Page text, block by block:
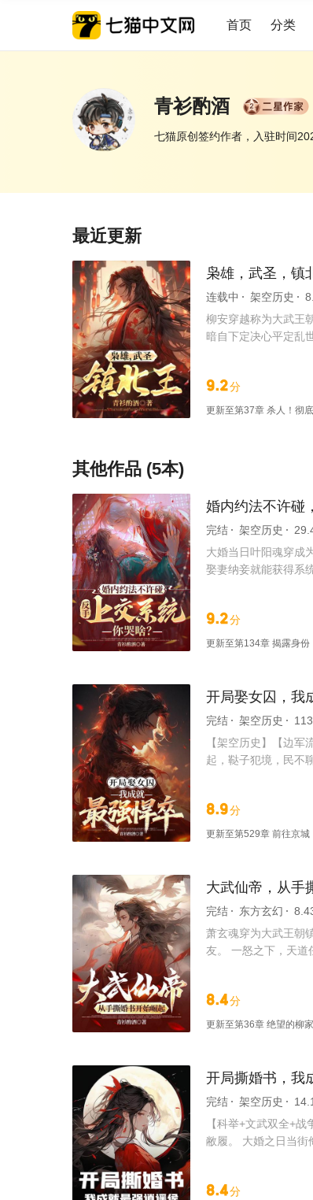
首页 分类
青衫酌酒
七猫原创签约作者，入驻时间
最近更新
枭雄，武圣，镇
连载中 架空历史
柳安穿越称为大武王
暗自下定决心平定乱
9.2分
更新至第37章 杀人！彻
其他作品 (5本)
婚内约法不许碰
完结 架空历史
大婚当日叶阳魂穿成
娶妻纳妾就能获得系
平乱世，诛蛮夷！一
9.2分
更新至第134章 揭露身份
开局娶女囚，我
完结 架空历史
【架空历史】【边
起，鞑子犯境，民不
8.9分
更新至第529章 前往京城
大武仙帝，从手
完结 东方玄幻
萧玄魂穿为大武王朝
友。 一怒之下，天道
8.4分
更新至第36章 绝望的柳家
开局撕婚书，我
完结 架空历史
【科举+文武双全+
敝履。 大婚之日当街
春） 词条加身，千古
8.4分